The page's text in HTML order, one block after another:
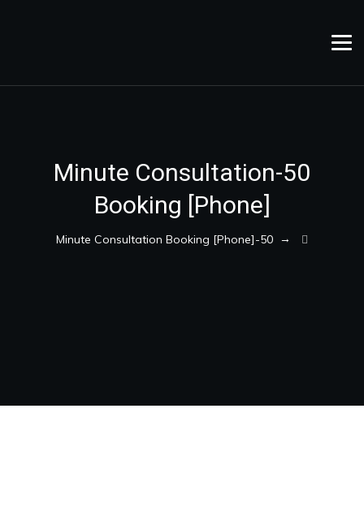
50-Minute Consultation
Booking [Phone]
→
50-Minute Consultation Booking [Phone]